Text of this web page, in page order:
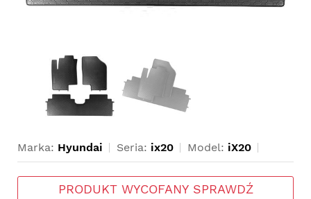
Marka: Hyundai Seria: ix20 Model: iX20
PRODUKT WYCOFANY SPRAWDŹ